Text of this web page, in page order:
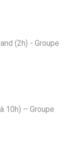
(2h) - Groupe
10h) – Groupe